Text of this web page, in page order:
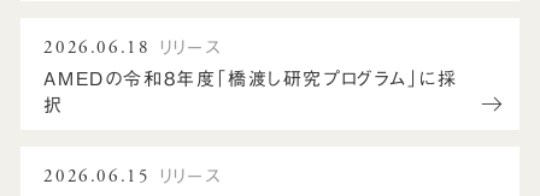
2026.06.18
リリース
AMEDの令和8年度「橋渡し研究プログラム」に採
択
2026.06.15
リリース